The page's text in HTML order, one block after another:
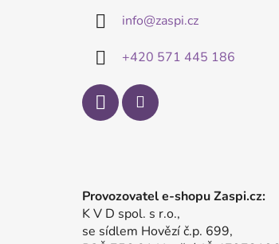
info@zaspi.cz
+420 571 445 186
Provozovatel e-shopu Zaspi.cz:
K V D spol. s r.o.,
se sídlem Hovězí č.p. 699,